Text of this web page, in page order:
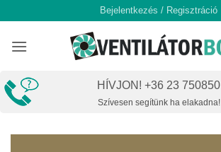
content
Bejelentkezés / Regisztráció
HÍVJON! +36 23 750850
Szívesen segítünk ha elakadna!